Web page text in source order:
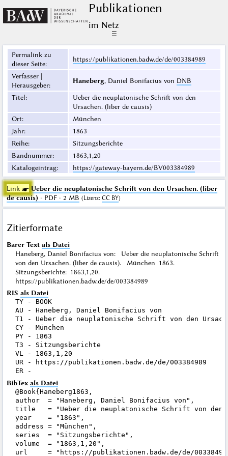
Publikationen
im Netz
☰
Permalink zu
dieser Seite:
https://publikationen.badw.de/de/003384989
Verfasser |
Herausgeber:
Haneberg, Daniel Bonifacius von DNB
Titel:
Ueber die neuplatonische Schrift von den
Ursachen. (liber de causis)
Ort:
München
Jahr:
1863
Reihe:
Sitzungsberichte
Bandnummer:
1863,1,20
Katalogeintrag: https://gateway-bayern.de/BV003384989
Link ☛ Ueber die neuplatonische Schrift von den Ursachen. (liber
de causis) · PDF · 2 MB (Lizenz: CC BY)
Zitierformate
Barer Text als Datei
Haneberg, Daniel Bonifacius von: Ueber die neuplatonische Schrift
von den Ursachen. (liber de causis). München 1863.
Sitzungsberichte: 1863,1,20.
https://publikationen.badw.de/de/003384989
RIS als Datei
TY - BOOK
AU - Haneberg, Daniel Bonifacius von
T1 - Ueber die neuplatonische Schrift von den
CY - München
PY - 1863
T3 - Sitzungsberichte
VL - 1863,1,20
UR - https://publikationen.badw.de/de/003384989
BibTex als Datei
@Book{Haneberg1863,
author  = "Haneberg, Daniel Bonifacius von",
title   = "Ueber die neuplatonische Schrift von den
year    = "1863",
address = "München",
series  = "Sitzungsberichte",
volume  = "1863,1,20",
url     = "https://publikationen.badw.de/de/